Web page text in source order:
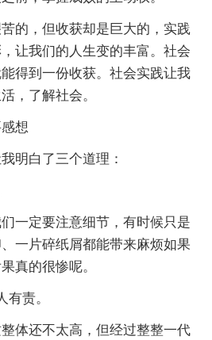
的，但收获却是巨大的，实践
让我们的人生变的丰富。社会
得到一份收获。社会实践让我
，了解社会。
想
明白了三个道理：
一定要注意细节，有时候只是
一片碎纸屑都能带来麻烦如果
真的很惨呢。
有责。
体还不太高，但经过整整一代